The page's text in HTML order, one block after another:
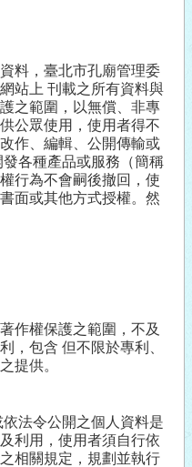
料，臺北市孔廟管理委
站上 刊載之所有資料與
之範圍，以無償、非專
公眾使用，使用者得不
作、編輯、公開傳輸或
各種產品或服務（簡稱
行為不會嗣後撤回，使
面或其他方式授權。然
作權保護之範圍，不及
，包含 但不限於專利、
提供。
依法令公開之個人資料是
利用，使用者須自行依
相關規定，規劃並執行